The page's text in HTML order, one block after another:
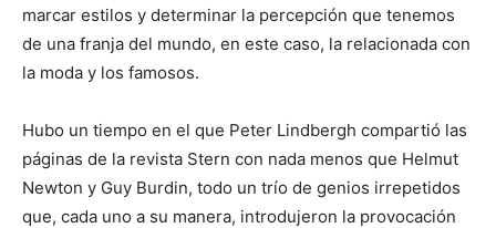
marcar estilos y determinar la percepción que tenemos
de una franja del mundo, en este caso, la relacionada con
la moda y los famosos.
Hubo un tiempo en el que Peter Lindbergh compartió las
páginas de la revista Stern con nada menos que Helmut
Newton y Guy Burdin, todo un trío de genios irrepetidos
que, cada uno a su manera, introdujeron la provocación